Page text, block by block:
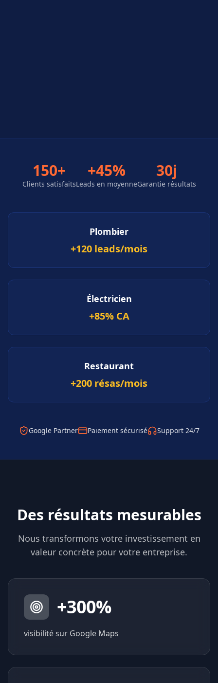
150+
Clients satisfaits
+45%
Leads en moyenne
30j
Garantie résultats
Plombier
+120 leads/mois
Électricien
+85% CA
Restaurant
+200 résas/mois
Google Partner Paiement sécurisé Support 24/7
Des résultats mesurables
Nous transformons votre investissement en
valeur concrète pour votre entreprise.
+300%
visibilité sur Google Maps